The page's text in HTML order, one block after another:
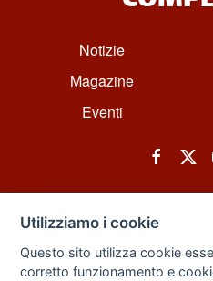
Notizie
Magazine
Eventi
Utilizziamo i cookie
Questo sito utilizza cookie
corretto funzionamento e